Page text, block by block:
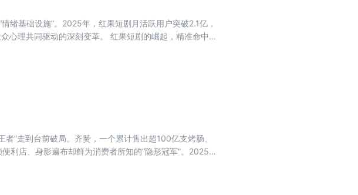
绪基础设施”。2025年，红果短剧月活跃用户突破2.1亿，
心理共同驱动的深刻变革。 红果短剧的崛起，精准命中了
可持续的商业闭环。
”走到台前破局。齐赞，一个累计售出超100亿支烤肠、
利店、身影遍布却鲜为消费者所知的“隐形冠军”。2025